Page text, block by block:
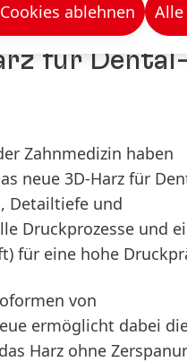
für
Zahnmedizin haben
neue 3D-Harz für
Detailtiefe und
Druckprozesse und
für eine hohe
von
ermöglicht dabei
Harz ohne
ablehnen